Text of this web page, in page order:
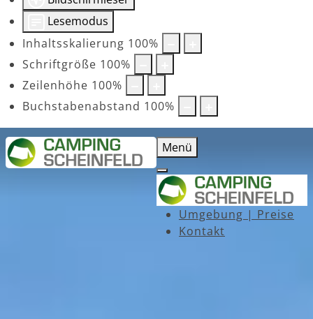
Lesemodus
Inhaltsskalierung 100%
Schriftgröße 100%
Zeilenhöhe 100%
Buchstabenabstand 100%
Menü
Umgebung | Preise
Kontakt